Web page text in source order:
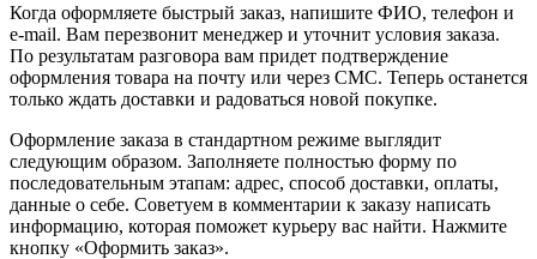
Когда оформляете быстрый заказ, напишите ФИО, телефон и
e-mail. Вам перезвонит менеджер и уточнит условия заказа.
По результатам разговора вам придет подтверждение
оформления товара на почту или через СМС. Теперь останется
только ждать доставки и радоваться новой покупке.
Оформление заказа в стандартном режиме выглядит
следующим образом. Заполняете полностью форму по
последовательным этапам: адрес, способ доставки, оплаты,
данные о себе. Советуем в комментарии к заказу написать
информацию, которая поможет курьеру вас найти. Нажмите
кнопку «Оформить заказ».